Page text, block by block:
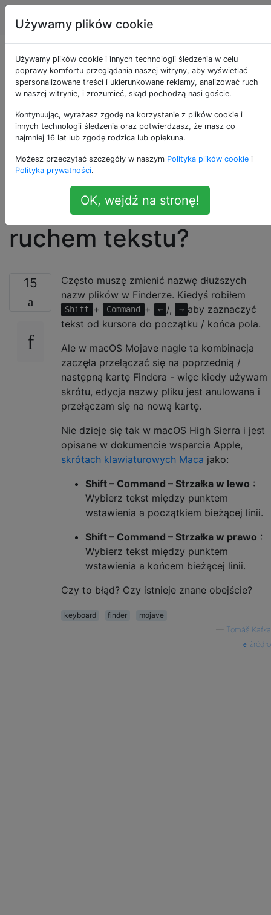
Apple Tagi
Shift – Command –
Strzałka w lewo / w
prawo zaczęła
przełączać karty w
MacOS Mojave
Finder, koliduje z
ruchem tekstu?
15
Często muszę zmienić nazwę dłuższych
nazw plików w Finderze. Kiedyś robiłem
Shift + Command + ← /, → aby zaznaczyć
tekst od kursora do początku / końca pola.
Ale w macOS Mojave nagle ta kombinacja
zaczęła przełączać się na poprzednią /
następną kartę Findera - więc kiedy używam
skrótu, edycja nazwy pliku jest anulowana i
przełączam się na nową kartę.
Nie dzieje się tak w macOS High Sierra i jest
opisane w dokumencie wsparcia Apple,
skrótach klawiaturowych Maca jako:
Shift – Command – Strzałka w lewo :
Wybierz tekst między punktem
wstawienia a początkiem bieżącej linii.
Shift – Command – Strzałka w prawo :
Wybierz tekst między punktem
wstawienia a końcem bieżącej linii.
Czy to błąd? Czy istnieje znane obejście?
keyboard finder
mojave
Tomáš Kafka
źródło
Używamy plików cookie
Używamy plików cookie i innych technologii śledzenia w celu
poprawy komfortu przeglądania naszej witryny, aby wyświetlać
spersonalizowane treści i ukierunkowane reklamy, analizować ruch
w naszej witrynie, i zrozumieć, skąd pochodzą nasi goście.
Kontynuując, wyrażasz zgodę na korzystanie z plików cookie i
innych technologii śledzenia oraz potwierdzasz, że masz co
najmniej 16 lat lub zgodę rodzica lub opiekuna.
Możesz przeczytać szczegóły w naszym Polityka plików cookie i
Polityka prywatności.
OK, wejdź na stronę!